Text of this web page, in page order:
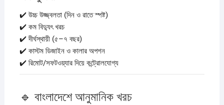
✔️ উচ্চ উজ্জ্বলতা (দিন ও রাতে স্পষ্ট)
✔️ কম বিদ্যুৎ খরচ
✔️ দীর্ঘস্থায়ী (৫–৭ বছর)
✔️ কাস্টম ডিজাইন ও কালার অপশন
✔️ রিমোট/সফটওয়্যার দিয়ে কন্ট্রোলযোগ্য
🔹 বাংলাদেশে আনুমানিক খরচ